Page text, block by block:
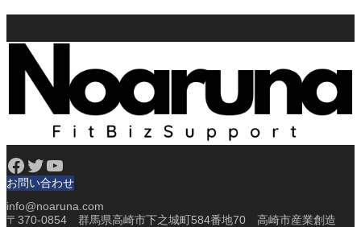
Facebook Twitter YouTube
お問い合わせ
info@noaruna.com
〒370-0854 群馬県高崎市下之城町584番地70 高崎市産業創造